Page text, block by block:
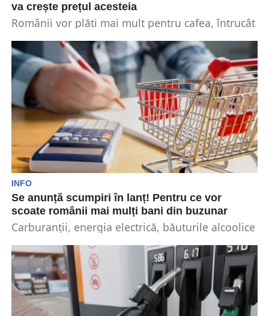
va crește prețul acesteia
Românii vor plăti mai mult pentru cafea, întrucât
INFO
Se anunță scumpiri în lanț! Pentru ce vor
scoate românii mai mulți bani din buzunar
Carburanții, energia electrică, băuturile alcoolice
ani. Începând cu...